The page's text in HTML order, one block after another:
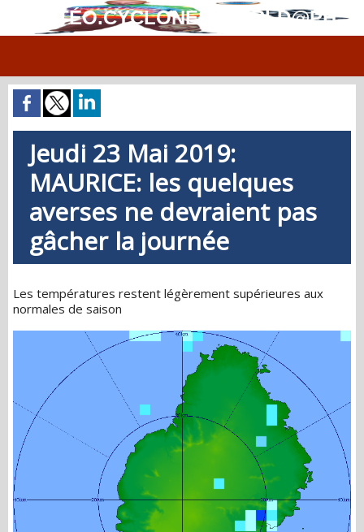
MÉTÉO.CYCLONES.WORLD@PH
Jeudi 23 Mai 2019:
MAURICE: les quelques
averses ne devraient pas
gâcher la journée
Les températures restent légèrement supérieures aux
normales de saison